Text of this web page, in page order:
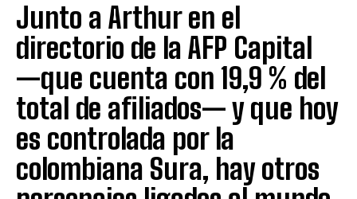
Junto a Arthur en el
directorio de la AFP Capital
—que cuenta con 19,9 % del
total de afiliados— y que hoy
es controlada por la
colombiana Sura, hay otros